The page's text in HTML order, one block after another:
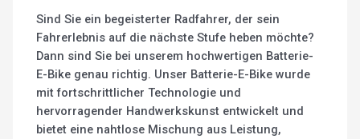
Sind Sie ein begeisterter Radfahrer, der sein
Fahrerlebnis auf die nächste Stufe heben möchte?
Dann sind Sie bei unserem hochwertigen Batterie-
E-Bike genau richtig. Unser Batterie-E-Bike wurde
mit fortschrittlicher Technologie und
hervorragender Handwerkskunst entwickelt und
bietet eine nahtlose Mischung aus Leistung,